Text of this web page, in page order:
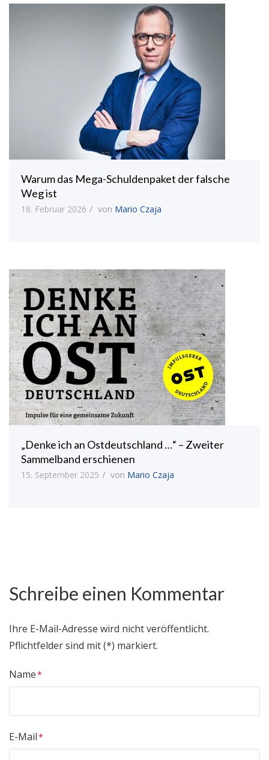
Warum das Mega-Schuldenpaket der falsche
Weg ist
18. Februar 2026 von Mario Czaja
„Denke ich an Ostdeutschland …“ – Zweiter
Sammelband erschienen
15. September 2025 von Mario Czaja
Schreibe einen Kommentar
Ihre E-Mail-Adresse wird nicht veröffentlicht.
Pflichtfelder sind mit (*) markiert.
Name
E-Mail